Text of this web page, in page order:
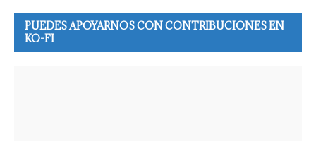
PUEDES APOYARNOS CON CONTRIBUCIONES EN
KO-FI